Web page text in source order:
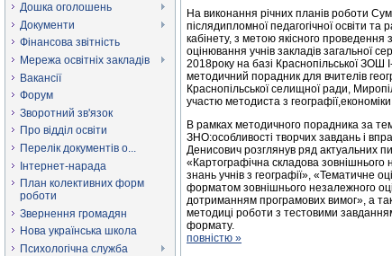
Дошка оголошень
Документи
Фінансова звітність
Мережа освітніх закладів
Вакансії
Форум
Зворотний зв'язок
Про відділ освіти
Перелік документів о...
Інтернет-нарада
План колективних форм
роботи
Звернення громадян
Нова українська школа
Психологічна служба
На виконання річних планів роботи
післядипломної педагогічної освіти
кабінету, з метою якісного проведення
оцінювання учнів закладів загальної
2018року на базі Краснопільської ЗОШ
методичний порадник для вчителів
Краснопільської селищної ради,
участю методиста з
В рамках методичного порадника за
ЗНО:особливості творчих завдань і
Денисович розглянув ряд актуальних
«Картографічна складова зовнішнього
знань учнів з географії», «Тематичне
форматом зовнішнього незалежного
дотриманням програмових вимог», а
методиці роботи з тестовими
формату.
повністю »